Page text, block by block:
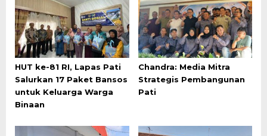
HUT ke-81 RI, Lapas Pati
Salurkan 17 Paket Bansos
untuk Keluarga Warga
Binaan
Chandra: Media Mitra
Strategis Pembangunan
Pati